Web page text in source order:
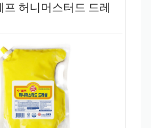
프 허니머스터드 드레